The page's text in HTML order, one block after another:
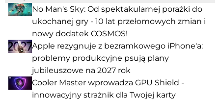
No Man's Sky: Od spektakularnej porażki do
ukochanej gry - 10 lat przełomowych zmian i
nowy dodatek COSMOS!
Apple rezygnuje z bezramkowego iPhone'a:
problemy produkcyjne psują plany
jubileuszowe na 2027 rok
Cooler Master wprowadza GPU Shield -
innowacyjny strażnik dla Twojej karty